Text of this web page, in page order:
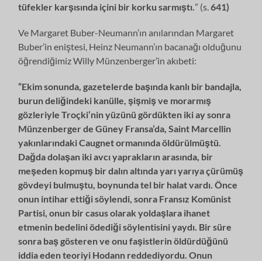
tüfekler karşısında içini bir korku sarmıştı. ” (s.641)
Ve Margaret Buber-Neumann’ın anılarından Margaret
Buber’in eniştesi, Heinz Neumann’ın bacanağı olduğunu
öğrendiğimiz Willy Münzenberger’in akıbeti:
“Ekim sonunda, gazetelerde başında kanlı bir bandajla,
burun deliğindeki kanülle, şişmiş ve morarmış
gözleriyle Troçki’nin yüzünü gördükten iki ay sonra
Münzenberger de Güney Fransa’da, Saint Marcellin
yakınlarındaki Caugnet ormanında öldürülmüştü.
Dağda dolaşan iki avcı yaprakların arasında, bir
meşeden kopmuş bir dalın altında yarı yarıya çürümüş
gövdeyi bulmuştu, boynunda tel bir halat vardı. Önce
onun intihar ettiği söylendi, sonra Fransız Komünist
Partisi, onun bir casus olarak yoldaşlara ihanet
etmenin bedelini ödediği söylentisini yaydı. Bir süre
sonra baş gösteren ve onu faşistlerin öldürdüğünü
iddia eden teoriyi Hodann reddediyordu. Onun